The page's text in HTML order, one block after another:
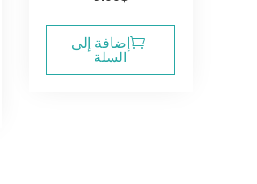
إضافة إلى
السلة